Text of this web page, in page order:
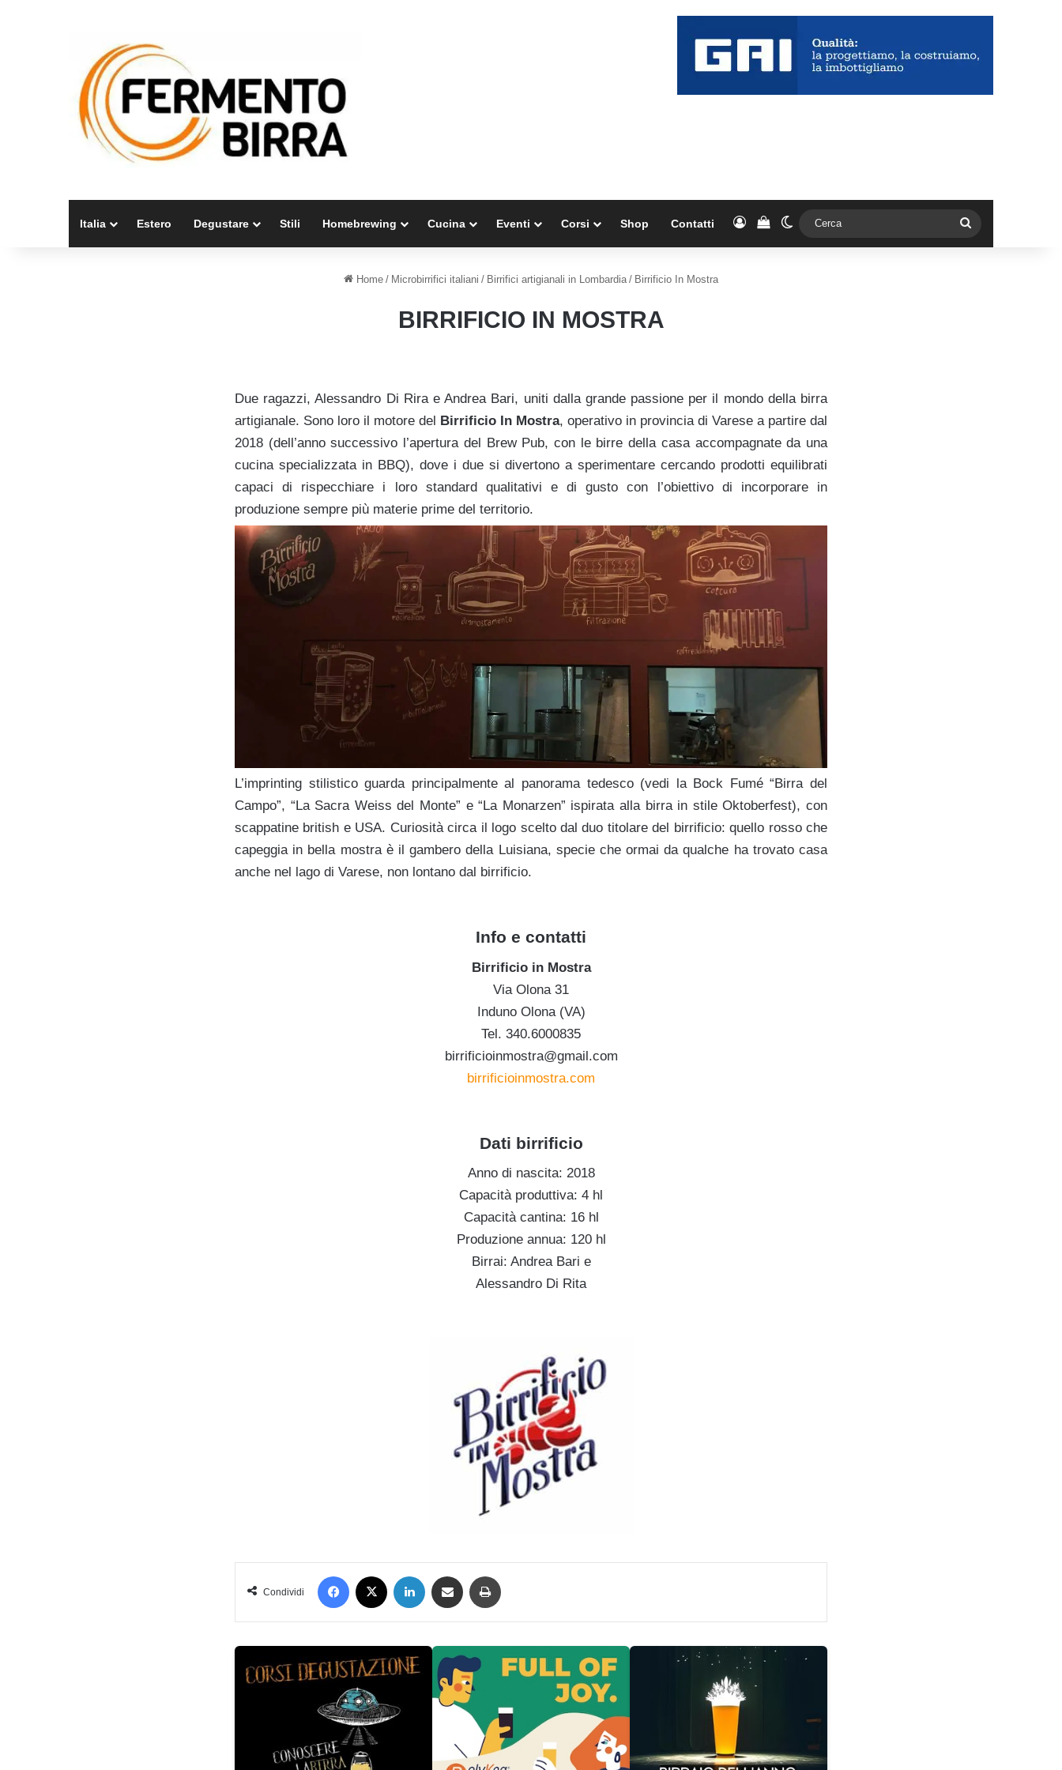
Italia Estero Degustare Stili Homebrewing Cucina Eventi Corsi Shop Contatti AccediVedi il carrello
Cambia aspetto
Home / Microbirrifici italiani / Birrifici artigianali in Lombardia / Birrificio In Mostra
BIRRIFICIO IN MOSTRA
Due ragazzi, Alessandro Di Rira e Andrea Bari, uniti dalla grande passione per il mondo della birra
artigianale. Sono loro il motore del Birrificio In Mostra, operativo in provincia di Varese a partire dal
2018 (dell’anno successivo l’apertura del Brew Pub, con le birre della casa accompagnate da una
cucina specializzata in BBQ), dove i due si divertono a sperimentare cercando prodotti equilibrati
capaci di rispecchiare i loro standard qualitativi e di gusto con l’obiettivo di incorporare in
produzione sempre più materie prime del territorio.
L’imprinting stilistico guarda principalmente al panorama tedesco (vedi la Bock Fumé “Birra del
Campo”, “La Sacra Weiss del Monte” e “La Monarzen” ispirata alla birra in stile Oktoberfest), con
scappatine british e USA. Curiosità circa il logo scelto dal duo titolare del birrificio: quello rosso che
capeggia in bella mostra è ilgambero della Luisiana, specie che ormai da qualche ha trovato casa
anche nel lago di Varese, non lontano dal birrificio.
Info e contatti
Birrificio in Mostra
Via Olona 31
Induno Olona (VA)
Tel. 340.6000835
birrificioinmostra@gmail.com
birrificioinmostra.com
Dati birrificio
Anno di nascita: 2018
Capacità produttiva: 4 hl
Capacità cantina: 16 hl
Produzione annua: 120 hl
Birrai: Andrea Bari e
Alessandro Di Rita
Condividi
Facebook LinkedIn Condividi via mail